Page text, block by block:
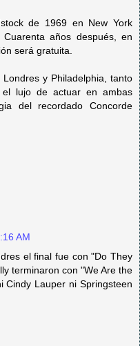
de 1969 en New York
años después, en
será gratuita.
y Philadelphia, tanto
lujo de actuar en ambas
del recordado Concorde
AM
el final fue con "Do They
terminaron con "We Are the
Cindy Lauper ni Springsteen